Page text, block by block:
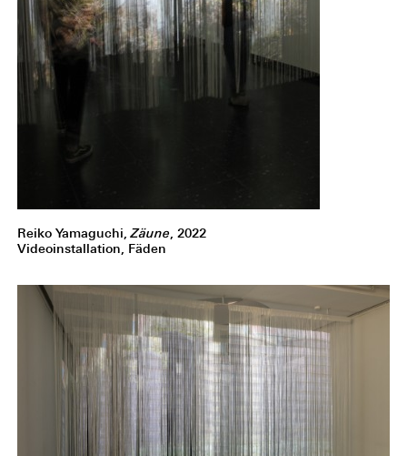
Reiko Yamaguchi,Zäune, 2022
Videoinstallation, Fäden